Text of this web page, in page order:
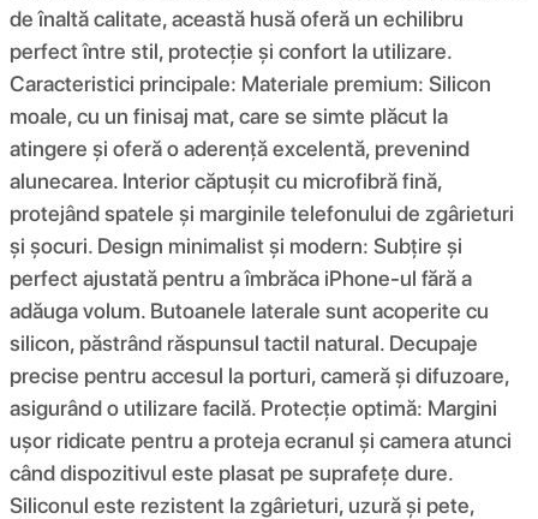
de înaltă calitate, această husă oferă un echilibru
perfect între stil, protecție și confort la utilizare.
Caracteristici principale: Materiale premium: Silicon
moale, cu un finisaj mat, care se simte plăcut la
atingere și oferă o aderență excelentă, prevenind
alunecarea. Interior căptușit cu microfibră fină,
protejând spatele și marginile telefonului de zgârieturi
și șocuri. Design minimalist și modern: Subțire și
perfect ajustată pentru a îmbrăca iPhone-ul fără a
adăuga volum. Butoanele laterale sunt acoperite cu
silicon, păstrând răspunsul tactil natural. Decupaje
precise pentru accesul la porturi, cameră și difuzoare,
asigurând o utilizare facilă. Protecție optimă: Margini
ușor ridicate pentru a proteja ecranul și camera atunci
când dispozitivul este plasat pe suprafețe dure.
Siliconul este rezistent la zgârieturi, uzură și pete,